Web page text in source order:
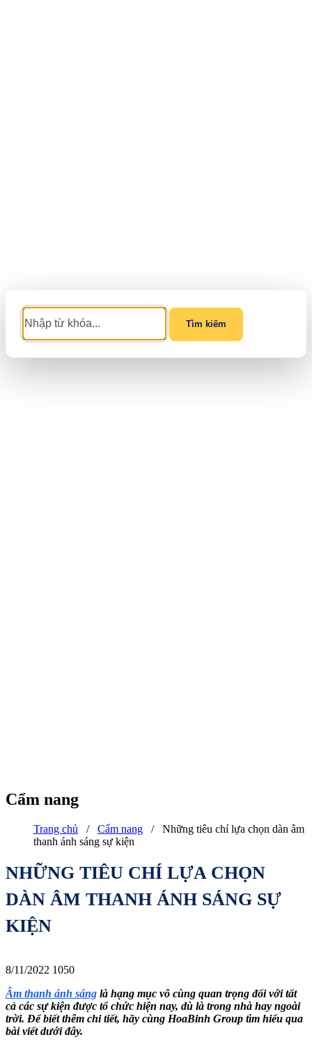
Tìm kiếm
Cẩm nang
Trang chủ / Cẩm nang / Những tiêu chí lựa chọn dàn âm
thanh ánh sáng sự kiện
NHỮNG TIÊU CHÍ LỰA CHỌN
DÀN ÂM THANH ÁNH SÁNG SỰ
KIỆN
8/11/2022 1050
Âm thanh ánh sáng là hạng mục vô cùng quan trọng đối với tất
cả các sự kiện được tổ chức hiện nay, dù là trong nhà hay ngoài
trời. Để biết thêm chi tiết, hãy cùng HoaBinh Group tìm hiểu qua
bài viết dưới đây.